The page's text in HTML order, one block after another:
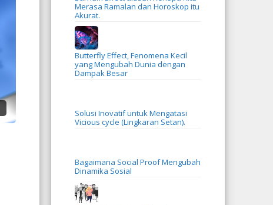
Merasa Ramalan dan Horoskop itu
Akurat.
Butterfly Effect, Fenomena Kecil
yang Mengubah Dunia dengan
Dampak Besar
Solusi Inovatif untuk Mengatasi
Vicious cycle (Lingkaran Setan).
Bagaimana Social Proof Mengubah
Dinamika Sosial